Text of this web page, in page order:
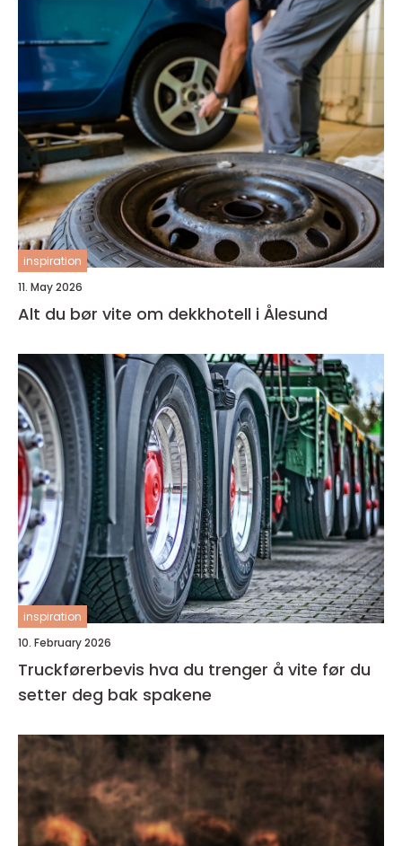
inspiration
11. May 2026
Alt du bør vite om dekkhotell i Ålesund
inspiration
10. February 2026
Truckførerbevis hva du trenger å vite før du
setter deg bak spakene